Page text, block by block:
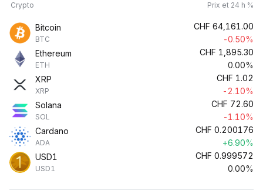
Crypto Prix et 24 h %
Bitcoin
BTC
CHF 64,161.00
-0.50%
Ethereum
ETH
CHF 1,895.30
0.00%
XRP
XRP
CHF 1.02
-2.10%
Solana
SOL
CHF 72.60
-1.10%
Cardano
ADA
CHF 0.200176
+6.90%
USD1
USD1
CHF 0.999572
0.00%